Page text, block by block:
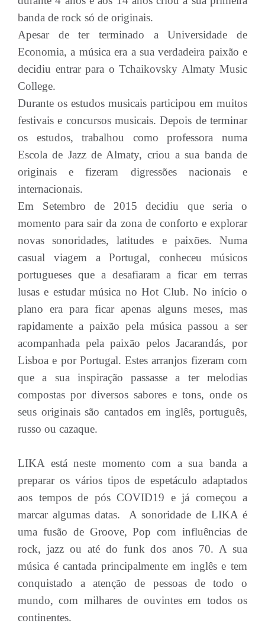
banda de rock só de originais.
Apesar de ter terminado a Universidade de
Economia, a música era a sua verdadeira paixão e
decidiu entrar para o Tchaikovsky Almaty Music
College.
Durante os estudos musicais participou em muitos
festivais e concursos musicais. Depois de terminar
os estudos, trabalhou como professora numa
Escola de Jazz de Almaty, criou a sua banda de
originais e fizeram digressões nacionais e
internacionais.
Em Setembro de 2015 decidiu que seria o
momento para sair da zona de conforto e explorar
novas sonoridades, latitudes e paixões. Numa
casual viagem a Portugal, conheceu músicos
portugueses que a desafiaram a ficar em terras
lusas e estudar música no Hot Club. No início o
plano era para ficar apenas alguns meses, mas
rapidamente a paixão pela música passou a ser
acompanhada pela paixão pelos Jacarandás, por
Lisboa e por Portugal. Estes arranjos fizeram com
que a sua inspiração passasse a ter melodias
compostas por diversos sabores e tons, onde os
seus originais são cantados em inglês, português,
russo ou cazaque.
LIKA está neste momento com a sua banda a
preparar os vários tipos de espetáculo adaptados
aos tempos de pós COVID19 e já começou a
marcar algumas datas. A sonoridade de LIKA é
uma fusão de Groove, Pop com influências de
rock, jazz ou até do funk dos anos 70. A sua
música é cantada principalmente em inglês e tem
conquistado a atenção de pessoas de todo o
mundo, com milhares de ouvintes em todos os
continentes.